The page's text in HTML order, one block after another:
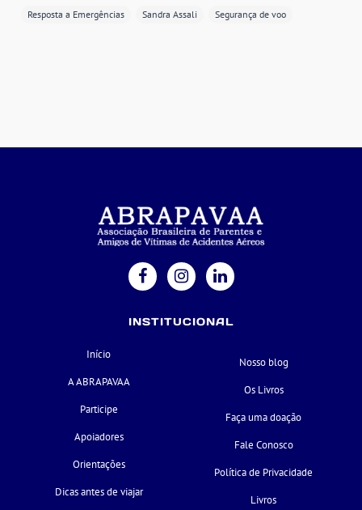
Resposta a Emergências
Sandra Assali Segurança de voo
INSTITUCIONAL
Início
A ABRAPAVAA
Participe
Apoiadores
Orientações
Dicas antes de viajar
Nosso blog
Os Livros
Faça uma doação
Fale Conosco
Política de Privacidade
Livros